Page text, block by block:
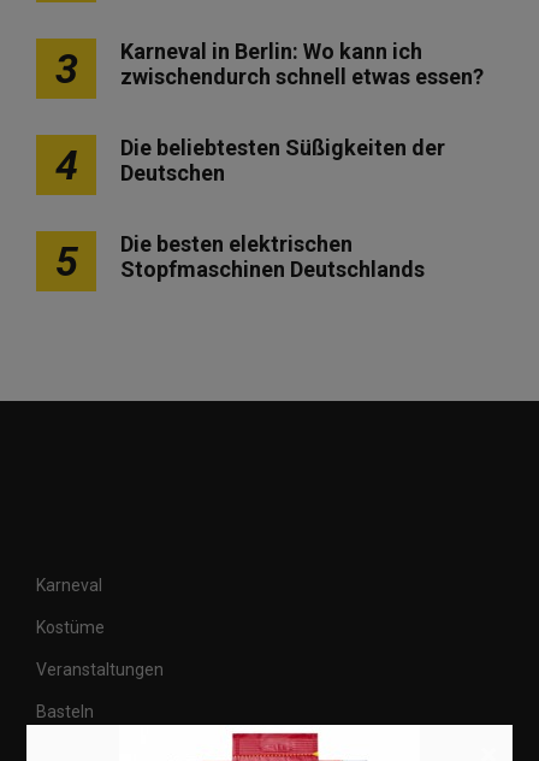
3
Karneval in Berlin: Wo kann ich
zwischendurch schnell etwas essen?
4
Die beliebtesten Süßigkeiten der
Deutschen
5
Die besten elektrischen
Stopfmaschinen Deutschlands
Karneval
Kostüme
Veranstaltungen
Basteln